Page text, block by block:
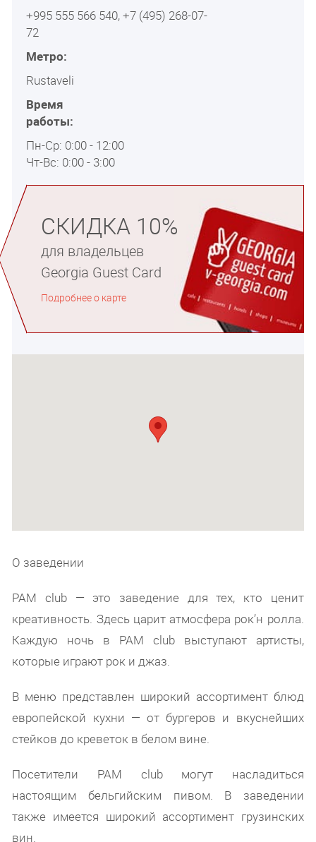
+995 555 566 540, +7 (495) 268-07-
72
Метро:
Rustaveli
Время
работы:
Пн-Ср: 0:00 - 12:00
Чт-Вс: 0:00 - 3:00
СКИДКА 10%
для владельцев
Georgia Guest Card
Подробнее о карте
О заведении
PAM club — это заведение для тех, кто ценит
креативность. Здесь царит атмосфера рок’н ролла.
Каждую ночь в PAM club выступают артисты,
которые играют рок и джаз.
В меню представлен широкий ассортимент блюд
европейской кухни — от бургеров и вкуснейших
стейков до креветок в белом вине.
Посетители PAM club могут насладиться
настоящим бельгийским пивом. В заведении
также имеется широкий ассортимент грузинских
вин.